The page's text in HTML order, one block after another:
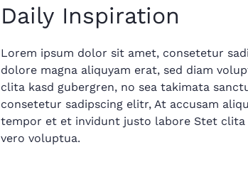
Daily Inspiration
Lorem ipsum dolor sit amet, consetetur
dolore magna aliquyam erat, sed diam
clita kasd gubergren, no sea takimata
consetetur sadipscing elitr, At accusam
tempor et et invidunt justo labore Stet clita
vero voluptua.